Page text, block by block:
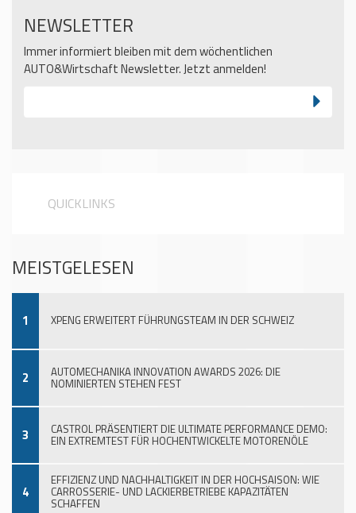
NEWSLETTER
Immer informiert bleiben mit dem wöchentlichen
AUTO&Wirtschaft Newsletter. Jetzt anmelden!
QUICKLINKS
MEISTGELESEN
1 XPENG ERWEITERT FÜHRUNGSTEAM IN DER SCHWEIZ
2 AUTOMECHANIKA INNOVATION AWARDS 2026: DIE
NOMINIERTEN STEHEN FEST
3 CASTROL PRÄSENTIERT DIE ULTIMATE PERFORMANCE DEMO:
EIN EXTREMTEST FÜR HOCHENTWICKELTE MOTORENÖLE
4
EFFIZIENZ UND NACHHALTIGKEIT IN DER HOCHSAISON: WIE
CARROSSERIE- UND LACKIERBETRIEBE KAPAZITÄTEN
SCHAFFEN